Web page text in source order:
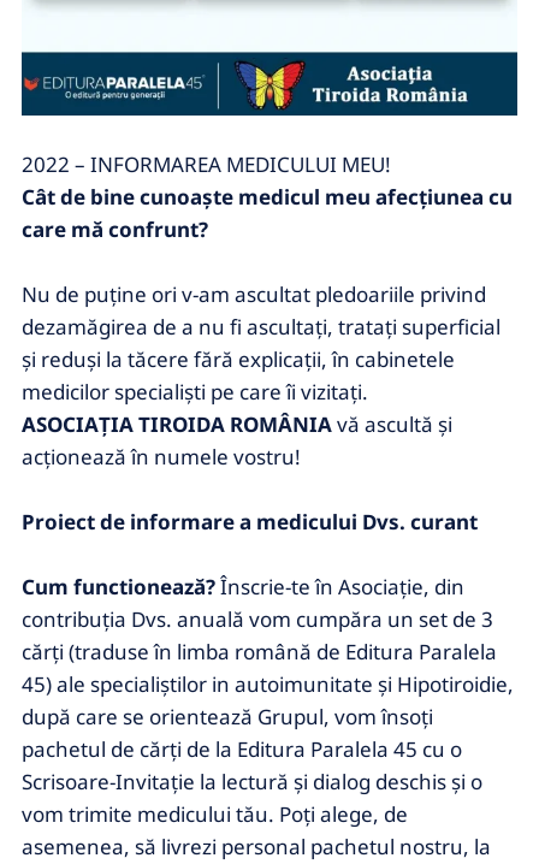
2022 – INFORMAREA MEDICULUI MEU!
Cât de bine cunoaşte medicul meu afecţiunea cu
care mă confrunt?
Nu de puţine ori v-am ascultat pledoariile privind
dezamăgirea de a nu fi ascultaţi, trataţi superficial
şi reduşi la tăcere fără explicaţii, în cabinetele
medicilor specialişti pe care îi vizitaţi.
ASOCIAŢIA TIROIDA ROMÂNIAvă ascultă şi
acţionează în numele vostru!
Proiect de informare a medicului Dvs. curant
Cum functionează?Înscrie-te în Asociaţie, din
contribuţia Dvs. anuală vom cumpăra un set de 3
cărţi (traduse în limba română de Editura Paralela
45) ale specialiştilor in autoimunitate şi Hipotiroidie,
după care se orientează Grupul, vom însoţi
pachetul de cărţi de la Editura Paralela 45 cu o
Scrisoare-Invitaţie la lectură şi dialog deschis şi o
vom trimite medicului tău. Poţi alege, de
asemenea, să livrezi personal pachetul nostru, la